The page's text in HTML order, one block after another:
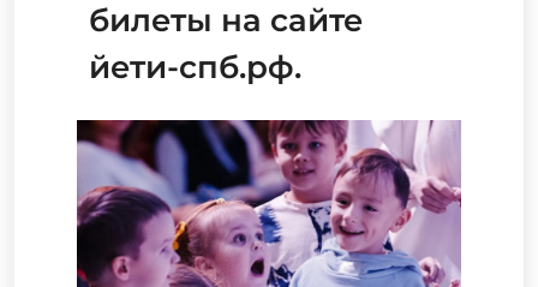
билеты на сайте
йети-спб.рф.